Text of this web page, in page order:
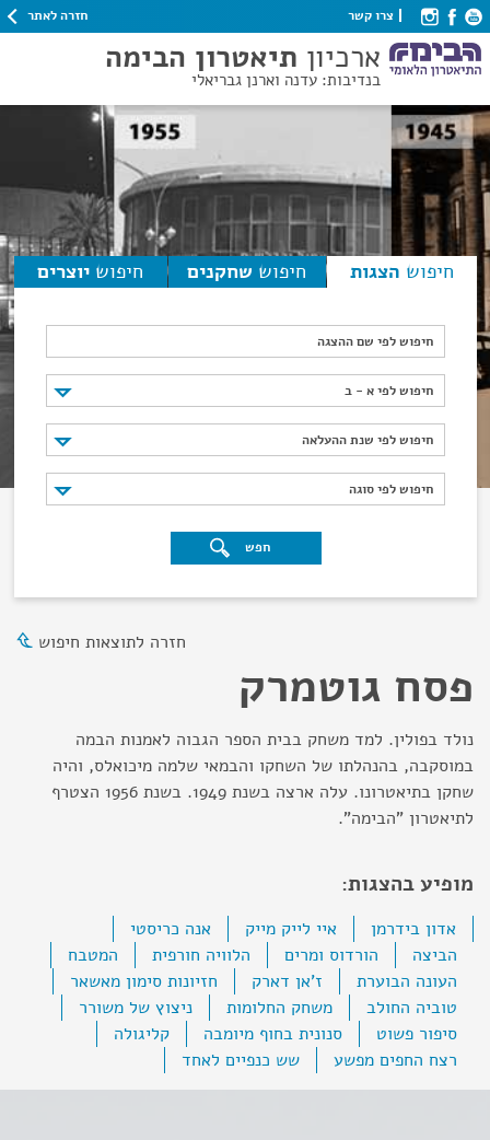
צרו קשר חזרה לאתר
ארכיון תיאטרון הבימה
בנדיבות: עדנה וארנן גבריאלי
חיפוש הצגות חיפוש שחקנים חיפוש יוצרים
חיפוש לפי שם ההצגה
חיפוש לפי א - ב
חיפוש לפי א - ב
חיפוש לפי שנת ההעלאה
חיפוש לפי שנת ההעלאה
חיפוש לפי סוגה
חיפוש לפי סוגה
חפש
חזרה לתוצאות חיפוש
פסח גוטמרק
נולד בפולין. למד משחק בבית הספר הגבוה לאמנות הבמה
במוסקבה, בהנהלתו של השחקו והבמאי שלמה מיכואלס, והיה
שחקן בתיאטרונו. עלה ארצה בשנת 1949. בשנת 1956 הצטרף
לתיאטרון "הבימה".
מופיע בהצגות:
אדון בידרמן איי לייק מייק
אנה כריסטי
הביצה
הורדוס ומרים הלוויה חורפית
המטבח
העונה הבוערת
ז'אן דארק
חזיונות סימון מאשאר
טוביה החולב
משחק החלומות
ניצוץ של משורר
סיפור פשוט
סנונית בחוף מיומבה
קליגולה
רצח החפים מפשע
שש כנפיים לאחד